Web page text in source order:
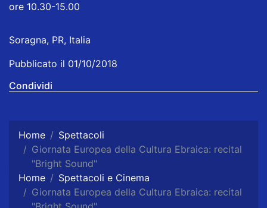
ore 10.30-15.00
Soragna, PR, Italia
Pubblicato il 01/10/2018
Condividi
Home
Spettacoli
Giornata Europea della Cultura Ebraica: recital
"Bright Sound"
Home
Spettacoli e Cinema
Giornata Europea della Cultura Ebraica: recital